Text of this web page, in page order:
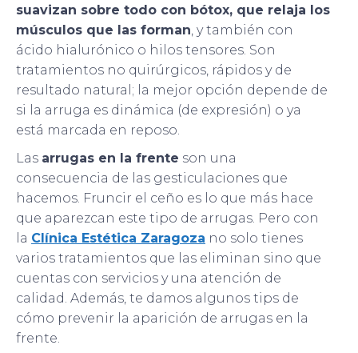
suavizan sobre todo con bótox, que relaja los
músculos que las forman, y también con
ácido hialurónico o hilos tensores. Son
tratamientos no quirúrgicos, rápidos y de
resultado natural; la mejor opción depende de
si la arruga es dinámica (de expresión) o ya
está marcada en reposo.
Las arrugas en la frente son una
consecuencia de las gesticulaciones que
hacemos. Fruncir el ceño es lo que más hace
que aparezcan este tipo de arrugas. Pero con
la Clínica Estética Zaragoza no solo tienes
varios tratamientos que las eliminan sino que
cuentas con servicios y una atención de
calidad. Además, te damos algunos tips de
cómo prevenir la aparición de arrugas en la
frente.